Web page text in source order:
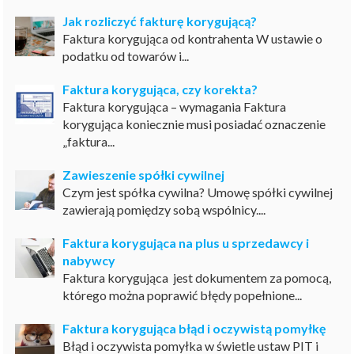
Jak rozliczyć fakturę korygującą?
Faktura korygująca od kontrahenta W ustawie o
podatku od towarów i...
Faktura korygująca, czy korekta?
Faktura korygująca – wymagania Faktura
korygująca koniecznie musi posiadać oznaczenie
„faktura...
Zawieszenie spółki cywilnej
Czym jest spółka cywilna? Umowę spółki cywilnej
zawierają pomiędzy sobą wspólnicy....
Faktura korygująca na plus u sprzedawcy i
nabywcy
Faktura korygująca jest dokumentem za pomocą,
którego można poprawić błędy popełnione...
Faktura korygująca błąd i oczywistą pomyłkę
Błąd i oczywista pomyłka w świetle ustaw PIT i